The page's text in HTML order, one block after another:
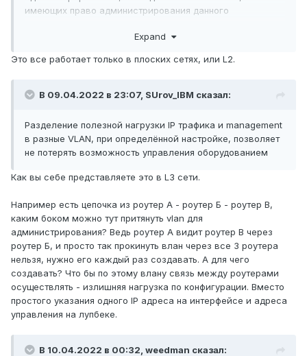
имеющих право администрирования данного
Expand
Это все работает только в плоских сетях, или L2.
В 09.04.2022 в 23:07, SUrov_IBM сказал:
Разделение полезной нагрузки IP трафика и management
в разные VLAN, при определённой настройке, позволяет
не потерять возможность управления оборудованием
Как вы себе представляете это в L3 сети.
Например есть цепочка из роутер А - роутер Б - роутер В,
каким боком можно тут притянуть vlan для
администрирования? Ведь роутер А видит роутер В через
роутер Б, и просто так прокинуть влан через все 3 роутера
нельзя, нужно его каждый раз создавать. А для чего
создавать? Что бы по этому влану связь между роутерами
осуществлять - излишняя нагрузка по конфигурации. Вместо
простого указания одного IP адреса на интерфейсе и адреса
управления на лупбеке.
В 10.04.2022 в 00:32, weedman сказал: